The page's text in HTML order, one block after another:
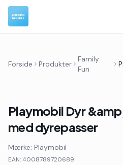
Forside Produkter
Family
Fun
Playmobil Dyr
med dyrepasser
Mærke: Playmobil
EAN:4008789720689